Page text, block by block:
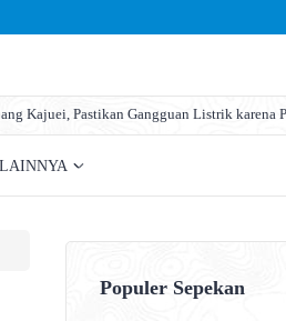
Kajuei, Pastikan Gangguan Listrik karena
LAINNYA
Populer Sepekan